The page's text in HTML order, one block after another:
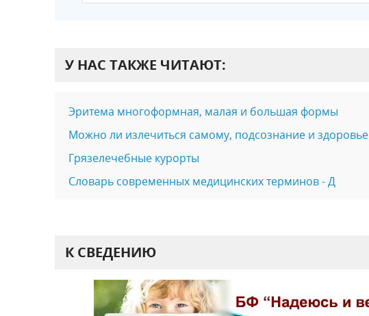
У НАС ТАКЖЕ ЧИТАЮТ:
Эритема многоформная, малая и большая формы
Можно ли излечиться самому, подсознание и здоровье
Грязелечебные курорты
Словарь современных медицинских терминов - Д
К СВЕДЕНИЮ